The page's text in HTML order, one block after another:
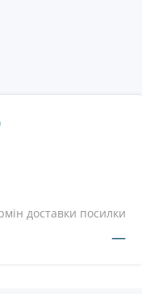
доставки посилки
—